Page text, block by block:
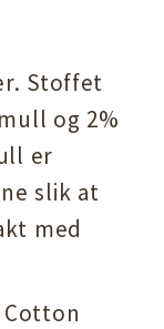
Stoffet
og 2%
er
slik at
med